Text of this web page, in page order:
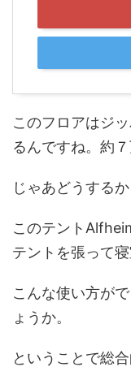
このフロアはジ
るんですね。約７
じゃあどうする
このテント
テントを張って寝
こんな使い方が
ょうか。
ということで総